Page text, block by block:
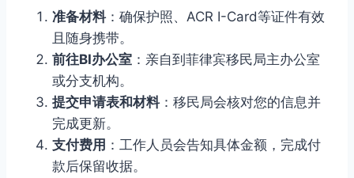
准备材料：确保护照、ACR I-Card等证件有效
且随身携带。
前往BI办公室 ：亲自到菲律宾移民局主办公室
或分支机构。
提交申请表和材料：移民局会核对您的信息并
完成更新。
支付费用 ：工作人员会告知具体金额，完成付
款后保留收据。